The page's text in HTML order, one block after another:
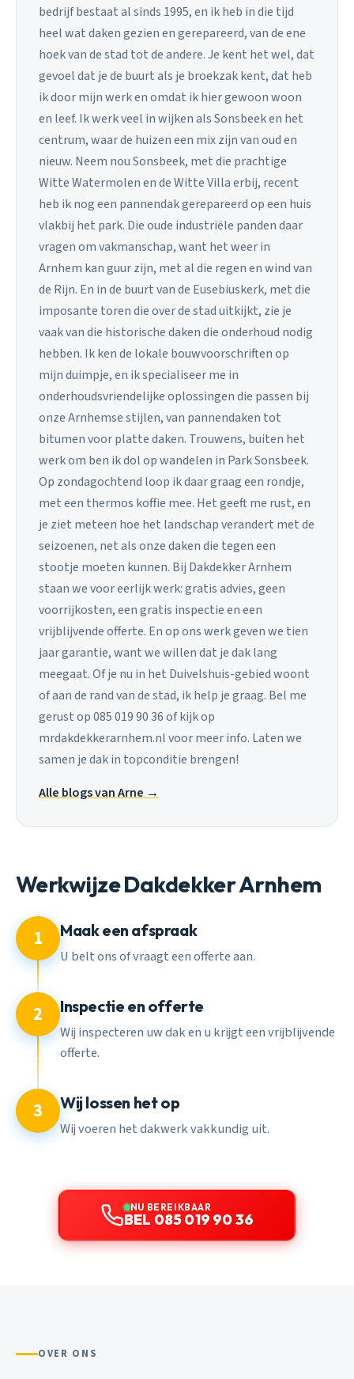
bedrijf bestaat al sinds 1995, en ik heb in die tijd
heel wat daken gezien en gerepareerd, van de ene
hoek van de stad tot de andere. Je kent het wel, dat
gevoel dat je de buurt als je broekzak kent, dat heb
ik door mijn werk en omdat ik hier gewoon woon
en leef. Ik werk veel in wijken als Sonsbeek en het
centrum, waar de huizen een mix zijn van oud en
nieuw. Neem nou Sonsbeek, met die prachtige
Witte Watermolen en de Witte Villa erbij, recent
heb ik nog een pannendak gerepareerd op een huis
vlakbij het park. Die oude industriële panden daar
vragen om vakmanschap, want het weer in
Arnhem kan guur zijn, met al die regen en wind van
de Rijn. En in de buurt van de Eusebiuskerk, met die
imposante toren die over de stad uitkijkt, zie je
vaak van die historische daken die onderhoud nodig
hebben. Ik ken de lokale bouwvoorschriften op
mijn duimpje, en ik specialiseer me in
onderhoudsvriendelijke oplossingen die passen bij
onze Arnhemse stijlen, van pannendaken tot
bitumen voor platte daken. Trouwens, buiten het
werk om ben ik dol op wandelen in Park Sonsbeek.
Op zondagochtend loop ik daar graag een rondje,
met een thermos koffie mee. Het geeft me rust, en
je ziet meteen hoe het landschap verandert met de
seizoenen, net als onze daken die tegen een
stootje moeten kunnen. Bij Dakdekker Arnhem
staan we voor eerlijk werk: gratis advies, geen
voorrijkosten, een gratis inspectie en een
vrijblijvende offerte. En op ons werk geven we tien
jaar garantie, want we willen dat je dak lang
meegaat. Of je nu in het Duivelshuis-gebied woont
of aan de rand van de stad, ik help je graag. Bel me
gerust op 085 019 90 36 of kijk op
mrdakdekkerarnhem.nl voor meer info. Laten we
samen je dak in topconditie brengen!
Alle blogs van Arne →
Werkwijze Dakdekker Arnhem
1 Maak een afspraak
U belt ons of vraagt een offerte aan.
2 Inspectie en offerte
Wij inspecteren uw dak en u krijgt een vrijblijvende
offerte.
3 Wij lossen het op
Wij voeren het dakwerk vakkundig uit.
NU BEREIKBAAR
BEL 085 019 90 36
OVER ONS